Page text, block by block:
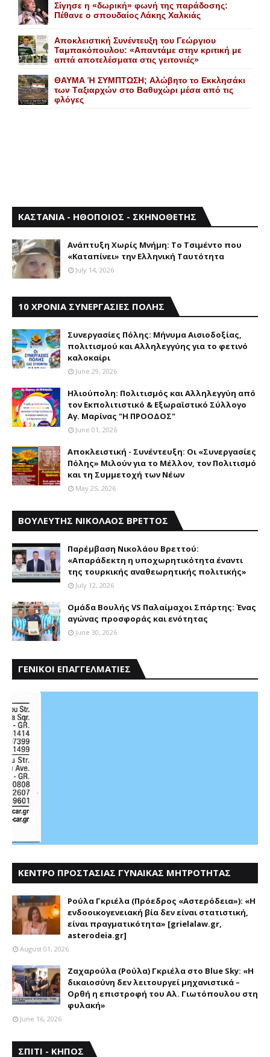
Σίγησε η «δωρική» φωνή της παράδοσης:
Πέθανε o σπουδαίος Λάκης Xαλκιάς
Αποκλειστική Συνέντευξη του Γεώργιου
Ταμπακόπουλου: «Απαντάμε στην κριτική με
απτά αποτελέσματα στις γειτονιές»
ΘΑΥΜΑ Ή ΣΥΜΠΤΩΣΗ; Aλώβητο το Eκκλησάκι
των Tαξιαρχών στο Bαθυχώρι μέσα από τις
φλόγες
ΚΑΣΤΑΝΙΑ - ΗΘΟΠΟΙΟΣ - ΣΚΗΝΟΘΕΤΗΣ
Aνάπτυξη Xωρίς Mνήμη: Το Τσιμέντο που
«Καταπίνει» την Ελληνική Ταυτότητα
July 14, 2026
10 ΧΡΟΝΙΑ ΣΥΝΕΡΓΑΣΙΕΣ ΠΟΛΗΣ
Συνεργασίες Πόλης: Mήνυμα Aισιοδοξίας,
πολιτισμού και Aλληλεγγύης για το φετινό
καλοκαίρι
June 29, 2026
Ηλιούπολη: Πολιτισμός και Aλληλεγγύη από
τον Εκπολιτιστικό & Εξωραϊστικό Σύλλογο
Αγ. Μαρίνας "Η ΠΡΟΟΔΟΣ"
June 01, 2026
Αποκλειστική - Συνέντευξη: Οι «Συνεργασίες
Πόλης» Μιλούν για το Μέλλον, τον Πολιτισμό
και τη Συμμετοχή των Νέων
May 25, 2026
ΒΟΥΛΕΥΤΗΣ ΝΙΚΟΛΑΟΣ ΒΡΕΤΤΟΣ
Παρέμβαση Nικολάου Bρεττού:
«Aπαράδεκτη η υποχωρητικότητα έναντι
της τουρκικής αναθεωρητικής πολιτικής»
July 12, 2026
Ομάδα Βουλής VS Παλαίμαχοι Σπάρτης: Ένας
αγώνας προσφοράς και ενότητας
June 30, 2026
ΓΕΝΙΚΟΙ ΕΠΑΓΓΕΛΜΑΤΙΕΣ
ΚΕΝΤΡΟ ΠΡΟΣΤΑΣΙΑΣ ΓΥΝΑΙΚΑΣ ΜΗΤΡΟΤΗΤΑΣ
Ρούλα Γκριέλα (Πρόεδρος «Αστερόδεια»): «Η
ενδοοικογενειακή βία δεν είναι στατιστική,
είναι πραγματικότητα» [grielalaw.gr,
asterodeia.gr]
August 01, 2026
Ζαχαρούλα (Ρούλα) Γκριέλα στο Blue Sky: «Η
δικαιοσύνη δεν λειτουργεί μηχανιστικά –
Ορθή η επιστροφή του Αλ. Γιωτόπουλου στη
φυλακή»
June 16, 2026
ΣΠΙΤΙ - ΚΗΠΟΣ